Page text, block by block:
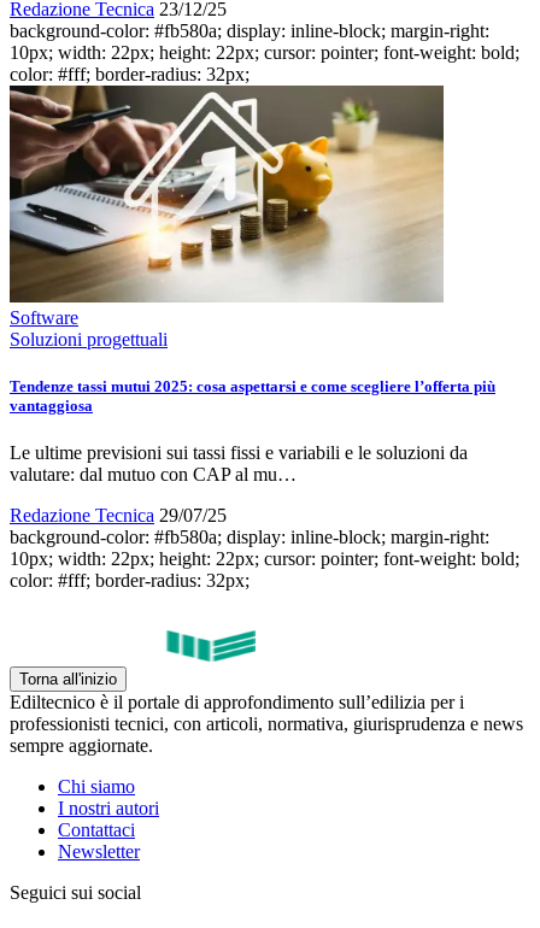
Redazione Tecnica 23/12/25
background-color: #fb580a; display: inline-block; margin-right:
10px; width: 22px; height: 22px; cursor: pointer; font-weight: bold;
color: #fff; border-radius: 32px;
Software
Soluzioni progettuali
Tendenze tassi mutui 2025: cosa aspettarsi e come scegliere l’offerta più
vantaggiosa
Le ultime previsioni sui tassi fissi e variabili e le soluzioni da
valutare: dal mutuo con CAP al mu…
Redazione Tecnica 29/07/25
background-color: #fb580a; display: inline-block; margin-right:
10px; width: 22px; height: 22px; cursor: pointer; font-weight: bold;
color: #fff; border-radius: 32px;
Torna all'inizio
Ediltecnico è il portale di approfondimento sull’edilizia per i
professionisti tecnici, con articoli, normativa, giurisprudenza e news
sempre aggiornate.
Chi siamo
I nostri autori
Contattaci
Newsletter
Seguici sui social